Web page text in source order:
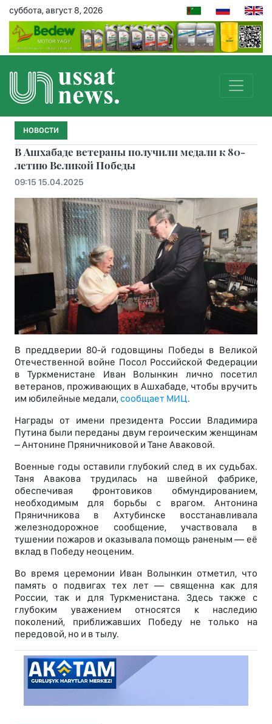
суббота, август 8, 2026
НОВОСТИ
В Ашхабаде ветераны получили медали к 80-
летию Великой Победы
09:15 15.04.2025
В преддверии 80-й годовщины Победы в Великой
Отечественной войне Посол Российской Федерации
в Туркменистане Иван Волынкин лично посетил
ветеранов, проживающих в Ашхабаде, чтобы вручить
им юбилейные медали, сообщает МИЦ.
Награды от имени президента России Владимира
Путина были переданы двум героическим женщинам
– Антонине Пряничниковой и Тане Аваковой.
Военные годы оставили глубокий след в их судьбах.
Таня Авакова трудилась на швейной фабрике,
обеспечивая фронтовиков обмундированием,
необходимым для борьбы с врагом. Антонина
Пряничникова в Ахтубинске восстанавливала
железнодорожное сообщение, участвовала в
тушении пожаров и оказывала помощь раненым — её
вклад в Победу неоценим.
Во время церемонии Иван Волынкин отметил, что
память о подвигах тех лет — священна как для
России, так и для Туркменистана. Здесь также с
глубоким уважением относятся к наследию
поколений, приближавших Победу не только на
передовой, но и в тылу.